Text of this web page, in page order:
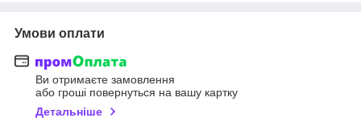
Умови оплати
Ви отримаєте замовлення
або гроші повернуться на вашу картку
Детальніше